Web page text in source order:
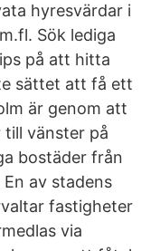
hyresvärdar i
Sök lediga
på att hitta
sättet att få ett
är genom att
vänster på
bostäder från
av stadens
fastigheter
via